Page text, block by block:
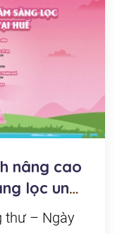
nâng cao
lọc ung
thư – Ngày